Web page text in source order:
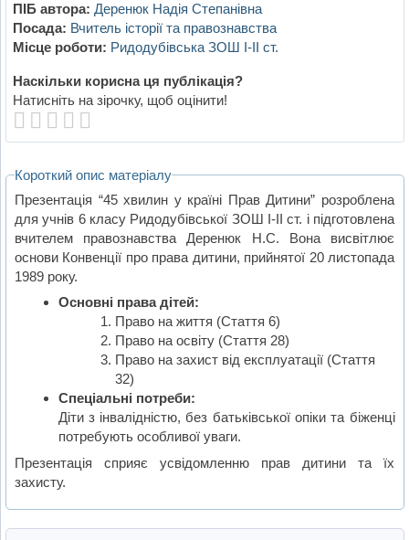
ПІБ автора: Деренюк Надія Степанівна
Посада: Вчитель історії та правознавства
Місце роботи: Ридодубівська ЗОШ І-ІІ ст.
Наскільки корисна ця публікація?
Натисніть на зірочку, щоб оцінити!
Короткий опис матеріалу
Презентація “45 хвилин у країні Прав Дитини” розроблена
для учнів 6 класу Ридодубівської ЗОШ І-ІІ ст. і підготовлена
вчителем правознавства Деренюк Н.С. Вона висвітлює
основи Конвенції про права дитини, прийнятої 20 листопада
1989 року.
Основні права дітей:
Право на життя (Стаття 6)
Право на освіту (Стаття 28)
Право на захист від експлуатації (Стаття
32)
Спеціальні потреби:
Діти з інвалідністю, без батьківської опіки та біженці
потребують особливої уваги.
Презентація сприяє усвідомленню прав дитини та їх
захисту.